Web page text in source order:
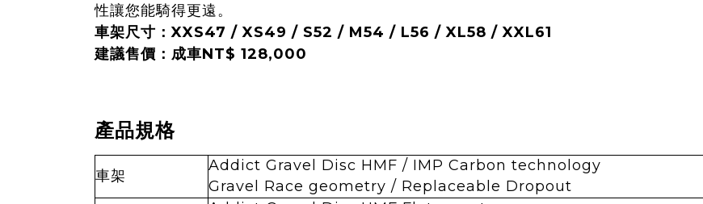
性讓您能騎得更遠。
車架尺寸：XXS47 / XS49 / S52 / M54 / L56 / XL58 / XXL61
建議售價：成車NT$ 128,000
產品規格
車架
Addict Gravel Disc HMF / IMP Carbon technology
Gravel Race geometry / Replaceable Dropout